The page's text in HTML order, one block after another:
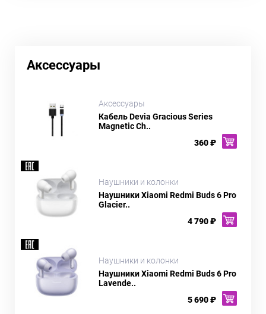
Аксессуары
Аксессуары
Кабель Devia Gracious Series
Magnetic Ch..
360 ₽
Наушники и колонки
Наушники Xiaomi Redmi Buds 6 Pro
Glacier..
4 790 ₽
Наушники и колонки
Наушники Xiaomi Redmi Buds 6 Pro
Lavende..
5 690 ₽